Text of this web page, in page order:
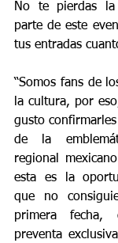
No te pierdas
parte de este
tus entradas
“Somos fans de
la cultura, por
gusto
de la
regional
esta es la
que no
primera fecha,
preventa